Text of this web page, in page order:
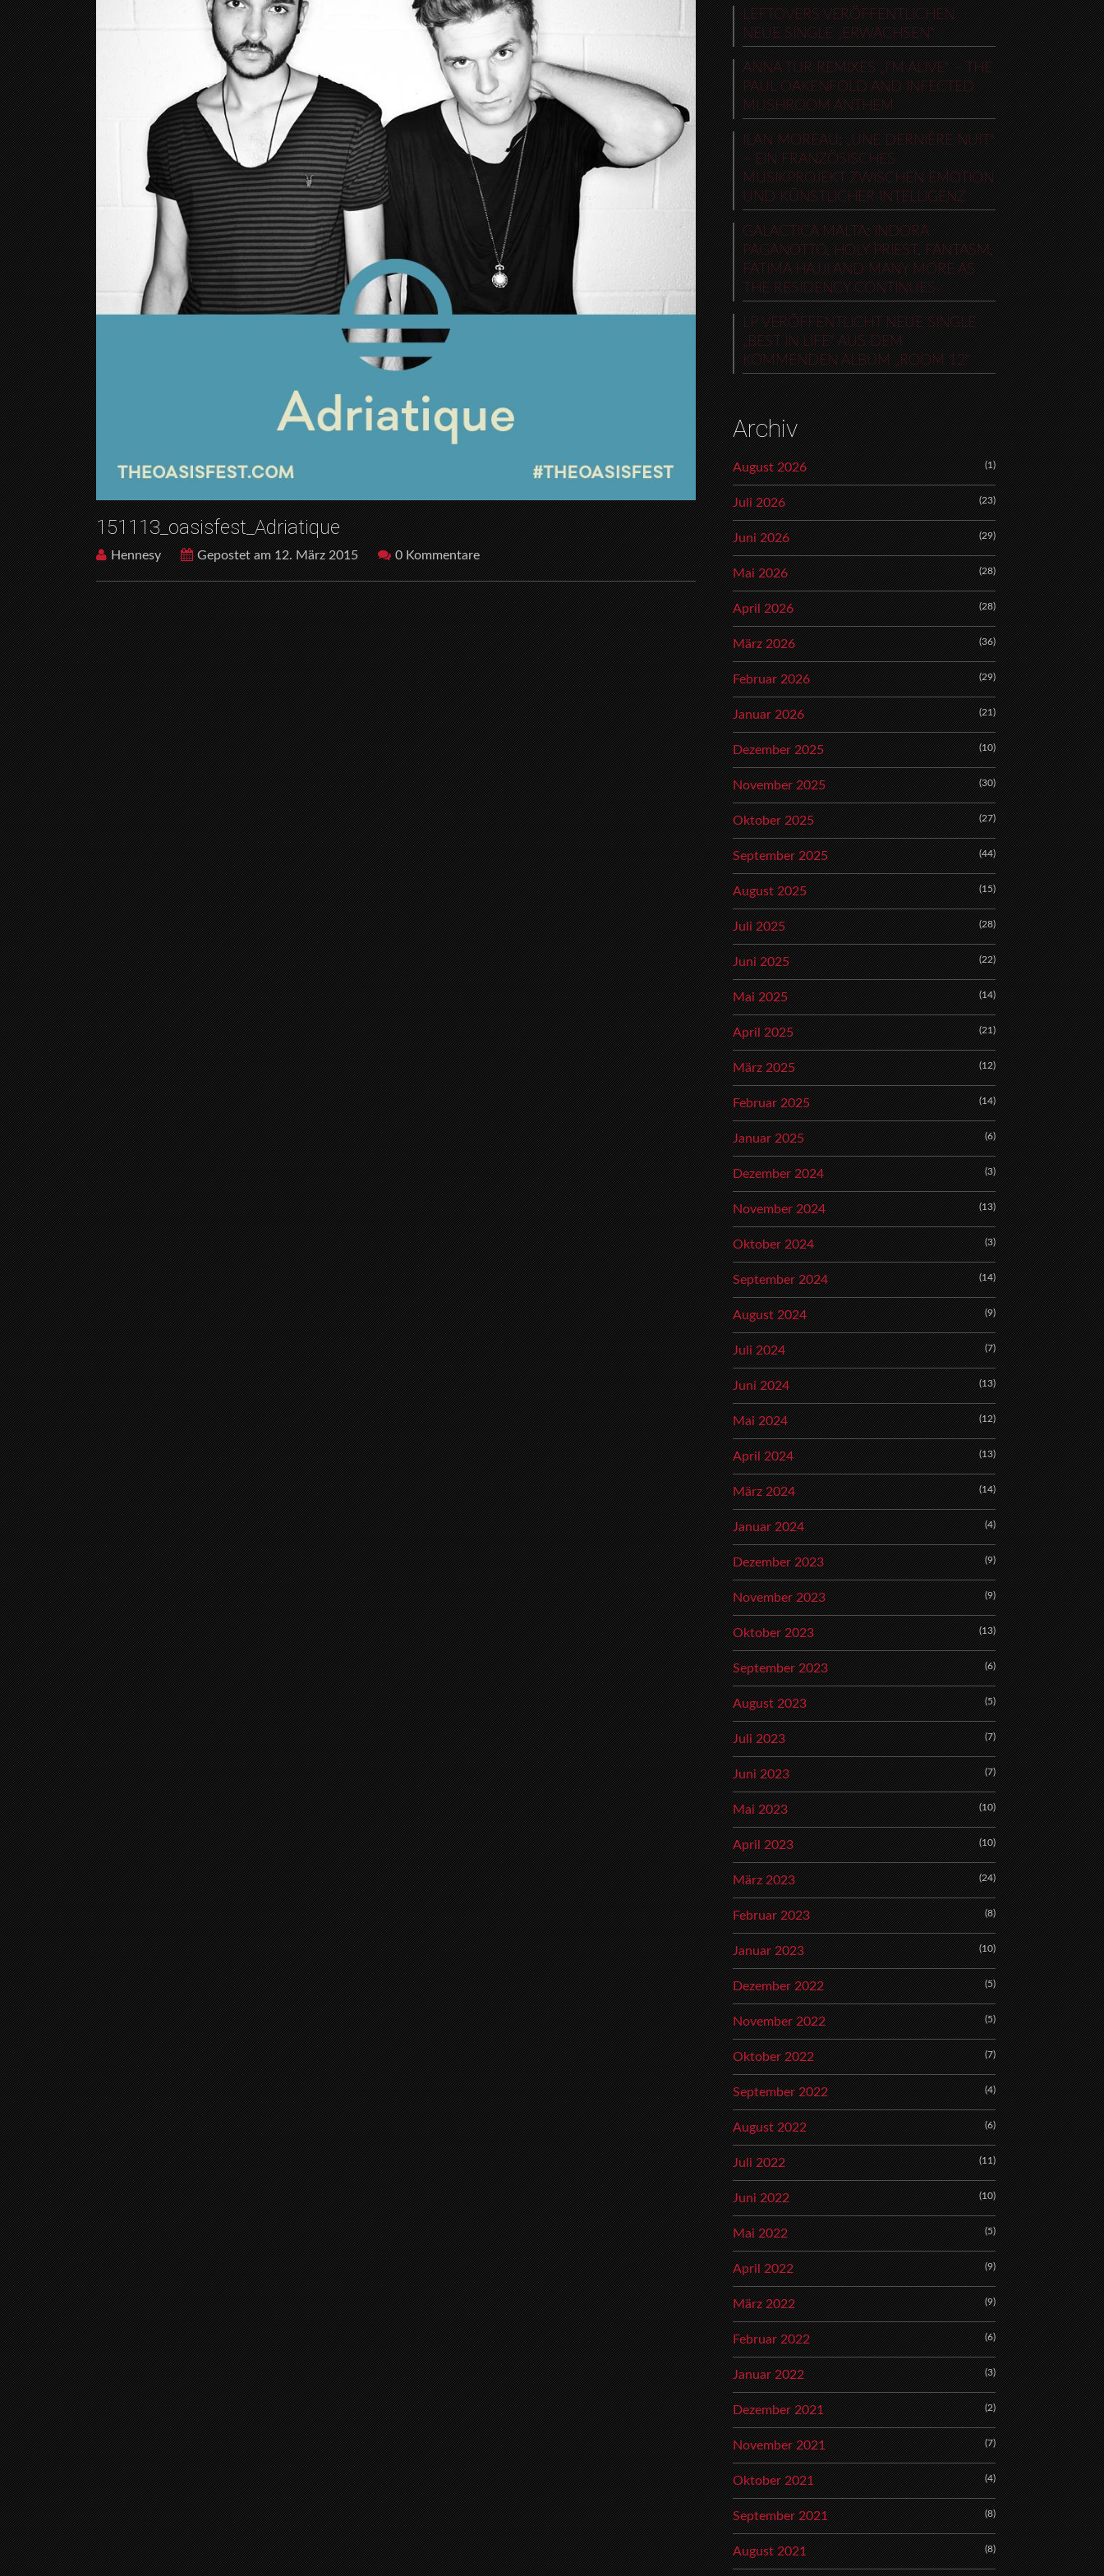
151113_oasisfest_Adriatique
Hennesy Gepostet am 12. März 2015 0 Kommentare
LEFTOVERS VERÖFFENTLICHEN
NEUE SINGLE „ERWACHSEN“
ANNA TUR REMIXES „I’M ALIVE“ – THE
PAUL OAKENFOLD AND INFECTED
MUSHROOM ANTHEM
ILAN MOREAU: „UNE DERNIÈRE NUIT“
– EIN FRANZÖSISCHES
MUSIKPROJEKT ZWISCHEN EMOTION
UND KÜNSTLICHER INTELLIGENZ
GALACTICA MALTA: INDORA
PAGANOTTO, HOLY PRIEST, FANTASM,
FATIMA HAJJI AND MANY MORE AS
THE RESIDENCY CONTINUES
LP VERÖFFENTLICHT NEUE SINGLE
„BEST IN LIFE“ AUS DEM
KOMMENDEN ALBUM „ROOM 12“
Archiv
August 2026 (1)
Juli 2026 (23)
Juni 2026 (29)
Mai 2026 (28)
April 2026 (28)
März 2026 (36)
Februar 2026 (29)
Januar 2026 (21)
Dezember 2025 (10)
November 2025 (30)
Oktober 2025 (27)
September 2025 (44)
August 2025 (15)
Juli 2025 (28)
Juni 2025 (22)
Mai 2025 (14)
April 2025 (21)
März 2025 (12)
Februar 2025 (14)
Januar 2025 (6)
Dezember 2024 (3)
November 2024 (13)
Oktober 2024 (3)
September 2024 (14)
August 2024 (9)
Juli 2024 (7)
Juni 2024 (13)
Mai 2024 (12)
April 2024 (13)
März 2024 (14)
Januar 2024 (4)
Dezember 2023 (9)
November 2023 (9)
Oktober 2023 (13)
September 2023 (6)
August 2023 (5)
Juli 2023 (7)
Juni 2023 (7)
Mai 2023 (10)
April 2023 (10)
März 2023 (24)
Februar 2023 (8)
Januar 2023 (10)
Dezember 2022 (5)
November 2022 (5)
Oktober 2022 (7)
September 2022 (4)
August 2022 (6)
Juli 2022 (11)
Juni 2022 (10)
Mai 2022 (5)
April 2022 (9)
März 2022 (9)
Februar 2022 (6)
Januar 2022 (3)
Dezember 2021 (2)
November 2021 (7)
Oktober 2021 (4)
September 2021 (8)
August 2021 (8)